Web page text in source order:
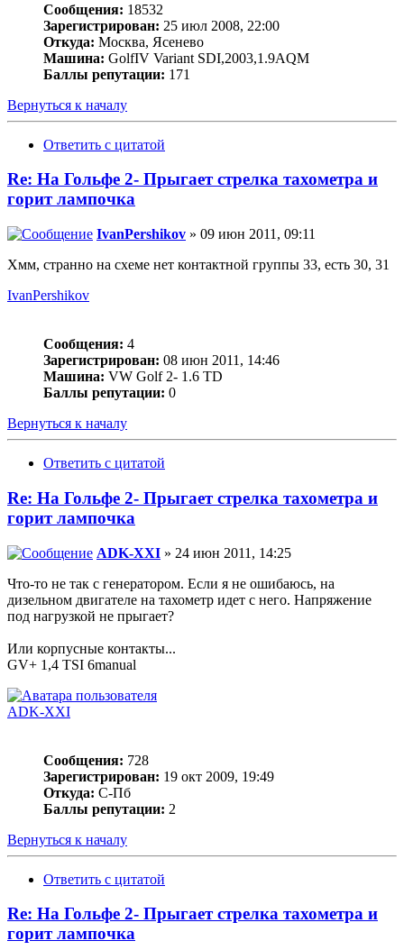
Сообщения: 18532
Зарегистрирован: 25 июл 2008, 22:00
Откуда: Москва, Ясенево
Машина: GolfIV Variant SDI,2003,1.9AQM
Баллы репутации: 171
Вернуться к началу
Ответить с цитатой
Re: На Гольфе 2- Прыгает стрелка тахометра и
горит лампочка
IvanPershikov » 09 июн 2011, 09:11
Хмм, странно на схеме нет контактной группы 33, есть 30, 31
IvanPershikov
Сообщения: 4
Зарегистрирован: 08 июн 2011, 14:46
Машина: VW Golf 2- 1.6 TD
Баллы репутации: 0
Вернуться к началу
Ответить с цитатой
Re: На Гольфе 2- Прыгает стрелка тахометра и
горит лампочка
ADK-XXI » 24 июн 2011, 14:25
Что-то не так с генератором. Если я не ошибаюсь, на
дизельном двигателе на тахометр идет с него. Напряжение
под нагрузкой не прыгает?
Или корпусные контакты...
GV+ 1,4 TSI 6manual
ADK-XXI
Сообщения: 728
Зарегистрирован: 19 окт 2009, 19:49
Откуда: С-Пб
Баллы репутации: 2
Вернуться к началу
Ответить с цитатой
Re: На Гольфе 2- Прыгает стрелка тахометра и
горит лампочка